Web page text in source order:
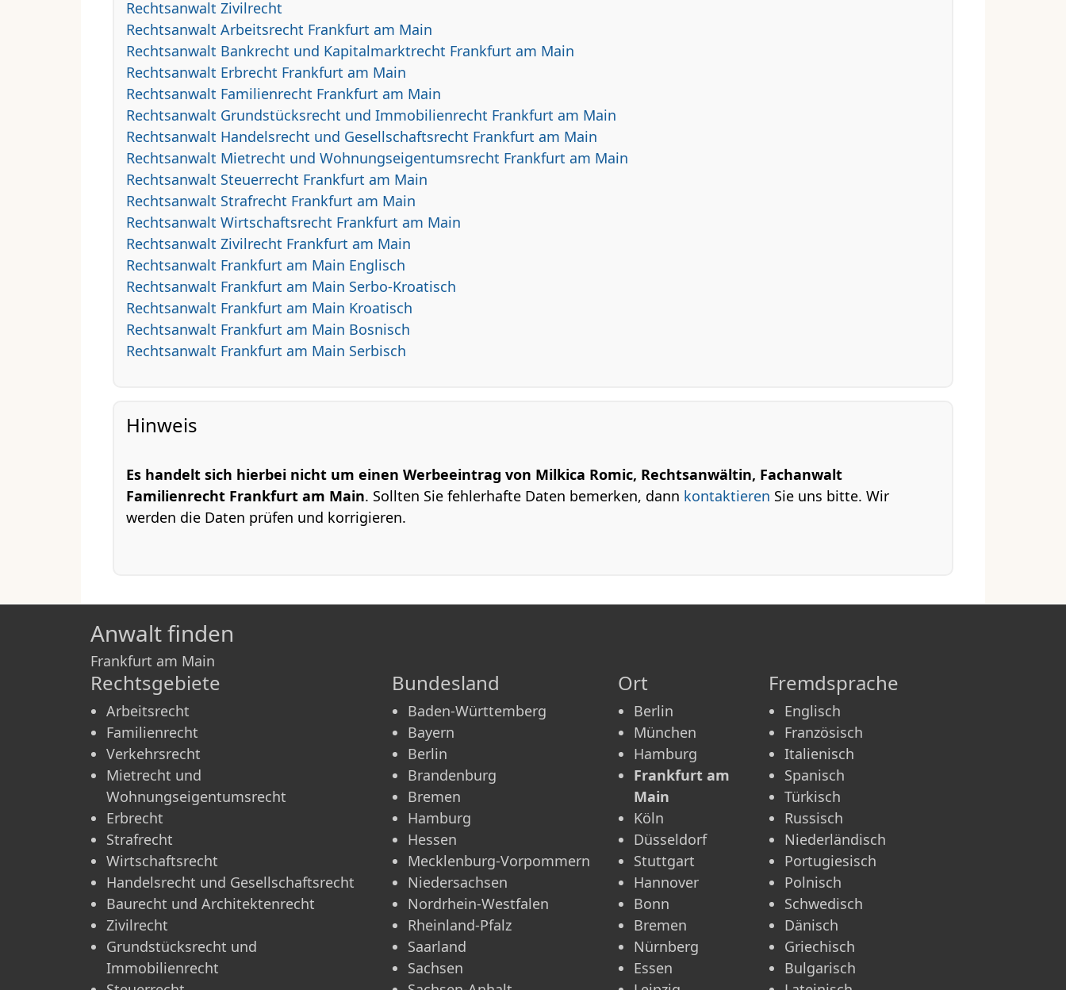
Rechtsanwalt Zivilrecht
Rechtsanwalt Arbeitsrecht Frankfurt am Main
Rechtsanwalt Bankrecht und Kapitalmarktrecht Frankfurt am Main
Rechtsanwalt Erbrecht Frankfurt am Main
Rechtsanwalt Familienrecht Frankfurt am Main
Rechtsanwalt Grundstücksrecht und Immobilienrecht Frankfurt am Main
Rechtsanwalt Handelsrecht und Gesellschaftsrecht Frankfurt am Main
Rechtsanwalt Mietrecht und Wohnungseigentumsrecht Frankfurt am Main
Rechtsanwalt Steuerrecht Frankfurt am Main
Rechtsanwalt Strafrecht Frankfurt am Main
Rechtsanwalt Wirtschaftsrecht Frankfurt am Main
Rechtsanwalt Zivilrecht Frankfurt am Main
Rechtsanwalt Frankfurt am Main Englisch
Rechtsanwalt Frankfurt am Main Serbo-Kroatisch
Rechtsanwalt Frankfurt am Main Kroatisch
Rechtsanwalt Frankfurt am Main Bosnisch
Rechtsanwalt Frankfurt am Main Serbisch
Hinweis
Es handelt sich hierbei nicht um einen Werbeeintrag von Milkica Romic, Rechtsanwältin, Fachanwalt
Familienrecht Frankfurt am Main. Sollten Sie fehlerhafte Daten bemerken, dann kontaktieren Sie uns bitte. Wir
werden die Daten prüfen und korrigieren.
Anwalt finden
Frankfurt am Main
Rechtsgebiete
Arbeitsrecht
Familienrecht
Verkehrsrecht
Mietrecht und
Wohnungseigentumsrecht
Erbrecht
Strafrecht
Wirtschaftsrecht
Handelsrecht und Gesellschaftsrecht
Baurecht und Architektenrecht
Zivilrecht
Grundstücksrecht und
Immobilienrecht
Bundesland
Baden-Württemberg
Bayern
Berlin
Brandenburg
Bremen
Hamburg
Hessen
Mecklenburg-Vorpommern
Niedersachsen
Nordrhein-Westfalen
Rheinland-Pfalz
Saarland
Sachsen
Ort
Berlin
München
Hamburg
Frankfurt am
Main
Köln
Düsseldorf
Stuttgart
Hannover
Bonn
Bremen
Nürnberg
Essen
Fremdsprache
Englisch
Französisch
Italienisch
Spanisch
Türkisch
Russisch
Niederländisch
Portugiesisch
Polnisch
Schwedisch
Dänisch
Griechisch
Bulgarisch